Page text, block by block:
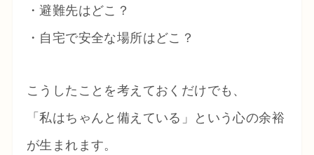
・避難先はどこ？
・自宅で安全な場所はどこ？
こうしたことを考えておくだけでも、
「私はちゃんと備えている」という心の余裕
が生まれます。